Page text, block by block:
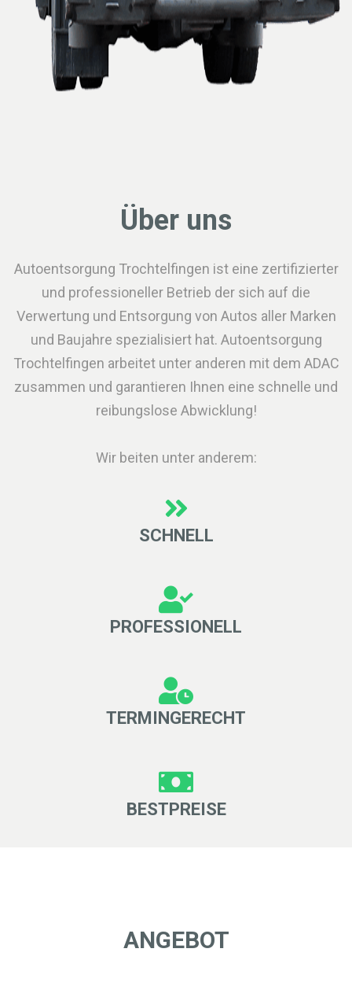
Über uns
Autoentsorgung Trochtelfingen ist eine zertifizierter
und professioneller Betrieb der sich auf die
Verwertung und Entsorgung von Autos aller Marken
und Baujahre spezialisiert hat. Autoentsorgung
Trochtelfingen arbeitet unter anderen mit dem ADAC
zusammen und garantieren Ihnen eine schnelle und
reibungslose Abwicklung!
Wir beiten unter anderem:
SCHNELL
PROFESSIONELL
TERMINGERECHT
BESTPREISE
ANGEBOT